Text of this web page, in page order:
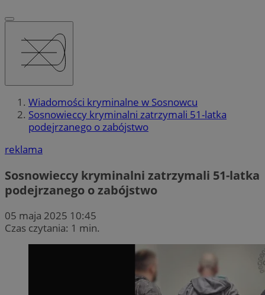
Wiadomości kryminalne w Sosnowcu
Sosnowieccy kryminalni zatrzymali 51-latka
podejrzanego o zabójstwo
reklama
Sosnowieccy kryminalni zatrzymali 51-latka
podejrzanego o zabójstwo
05 maja 2025 10:45
Czas czytania: 1 min.